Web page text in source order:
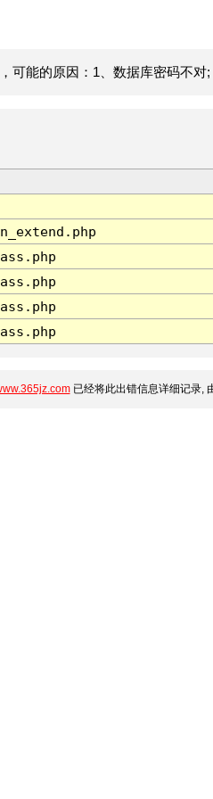
可能的原因：1、数据库密码不对;
已经将此出错信息详细记录,